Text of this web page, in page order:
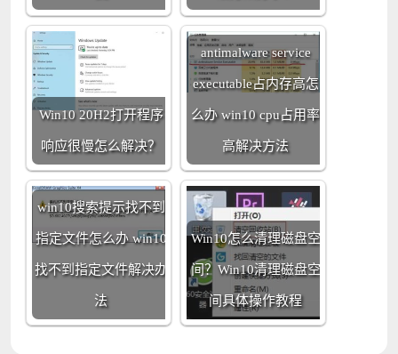
Win10 20H2打开程序
响应很慢怎么解决？
antimalware service
executable占内存高怎
么办 win10 cpu占用率
高解决方法
win10搜索提示找不到
指定文件怎么办 win10
找不到指定文件解决办
法
Win10怎么清理磁盘空
间？Win10清理磁盘空
间具体操作教程